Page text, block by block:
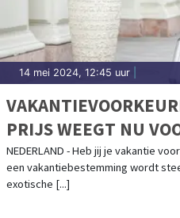
14 mei 2024, 12:45 uur
PRIJS WEEGT NU
ZWAARDER DAN
NEDERLAND - Heb jij je vakantie
een vakantiebestemming wordt
exotische [...]